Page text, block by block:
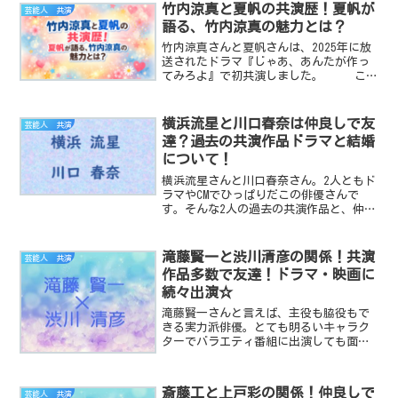
芸能人 共演
竹内涼真と夏帆の共演歴！夏帆が
語る、竹内涼真の魅力とは？
竹内涼真さんと夏帆さんは、2025年に放
送されたドラマ『じゃあ、あんたが作っ
てみろよ』で初共演しました。 この
期火曜ドラマ【公式】(@...
芸能人 共演
横浜流星と川口春奈は仲良しで友
達？過去の共演作品ドラマと結婚
について！
横浜流星さんと川口春奈さん。2人ともド
ラマやCMでひっぱりだこの俳優さんで
す。そんな2人の過去の共演作品と、仲良
2024年現在、2作品となっています。しろ
ときいろ 〜...
芸能人 共演
滝藤賢一と渋川清彦の関係！共演
作品多数で友達！ドラマ・映画に
続々出演☆
滝藤賢一さんと言えば、主役も脇役もで
きる実力派俳優。とても明るいキャラク
ターでバラエティ番組に出演しても面白
されているように思います。この投稿を
芸能人 共演 斎藤工と上戸彩の関係！仲良しで